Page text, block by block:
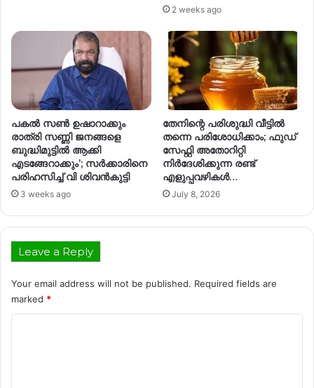
2 weeks ago
പകല്‍ സണ്‍ ഉഷാറാക്കും
രാത്രി സണ്ണി ജനങ്ങളെ
ബുദ്ധിമുട്ടിൽ ആക്കി
എടങ്ങേറാക്കും’; സർക്കാരിനെ
പരിഹസിച്ച് വി ശിവൻകുട്ടി
3 weeks ago
തേനിന്റെ പരിശുദ്ധി വീട്ടിൽ
തന്നെ പരിശോധിക്കാം; ഫുഡ്
സേഫ്റ്റി അതോറിറ്റി
നിർദേശിക്കുന്ന രണ്ട്
എളുപ്പവഴികൾ…
July 8, 2026
Leave a Reply
Your email address will not be published. Required fields are
marked *